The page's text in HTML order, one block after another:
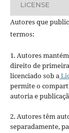
LICENSE
Autores que
termos:
1. Autores
direito de
licenciado sob a
permite o
autoria e
2. Autores têm
separadamente,